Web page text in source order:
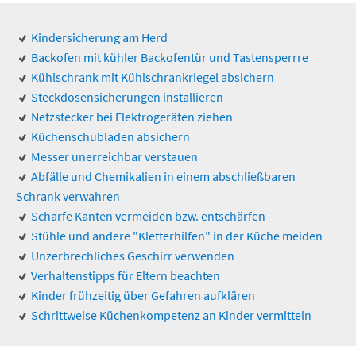
Kindersicherung am Herd
Backofen mit kühler Backofentür und Tastensperrre
Kühlschrank mit Kühlschrankriegel absichern
Steckdosensicherungen installieren
Netzstecker bei Elektrogeräten ziehen
Küchenschubladen absichern
Messer unerreichbar verstauen
Abfälle und Chemikalien in einem abschließbaren
Schrank verwahren
Scharfe Kanten vermeiden bzw. entschärfen
Stühle und andere "Kletterhilfen" in der Küche meiden
Unzerbrechliches Geschirr verwenden
Verhaltenstipps für Eltern beachten
Kinder frühzeitig über Gefahren aufklären
Schrittweise Küchenkompetenz an Kinder vermitteln